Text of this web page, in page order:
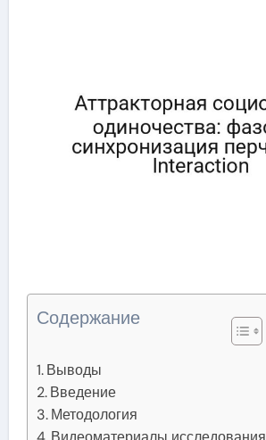
Содержание
Выводы
Введение
Методология